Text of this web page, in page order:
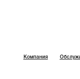
Компания